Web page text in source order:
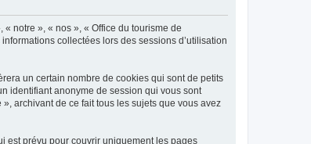
notre », « nos », « Office du tourisme de
collectées lors des sessions d’utilisation
un certain nombre de cookies qui sont de petits
identifiant anonyme de session qui vous sont
archivant de ce fait tous les sujets que vous avez
est prévu pour couvrir uniquement les pages